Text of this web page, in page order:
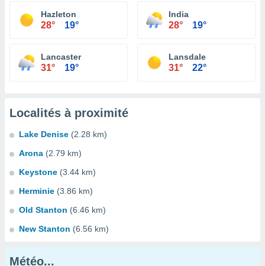
Hazleton
28° 19°
India
28° 19°
Lancaster
31° 19°
Lansdale
31° 22°
Localités à proximité
Lake Denise (2.28 km)
Arona (2.79 km)
Keystone (3.44 km)
Herminie (3.86 km)
Old Stanton (6.46 km)
New Stanton (6.56 km)
Météo...